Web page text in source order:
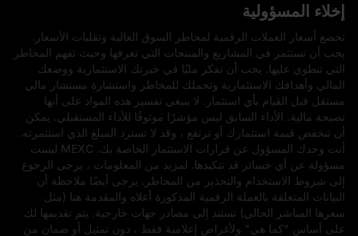
إخلاء المسؤولية
تخضع أسعار العملات الرقمية لمخاطر السوق العالية وتقلبات الأسعار.
يجب أن تستثمر في المشاريع والمنتجات التي تعرفها وحيث تفهم المخاطر
التي تنطوي عليها. يجب أن تفكر مليًا في خبرتك الاستثمارية ووضعك
المالي وأهدافك الاستثمارية وتحملك للمخاطر واستشارة مستشار مالي
مستقل قبل القيام بأي استثمار. لا ينبغي تفسير هذه المواد على أنها
نصيحة مالية. الأداء السابق ليس مؤشرًا موثوقًا للأداء المستقبلي. يمكن
أن تنخفض قيمة استثمارك أو ترتفع ، وقد لا تسترد المبلغ الذي استثمرته.
أنت وحدك المسؤول عن قرارات الاستثمار الخاصة بك. MEXC ليست
مسؤولة عن أي خسائر قد تتكبدها. لمزيد من المعلومات ، يرجى الرجوع
إلى شروط الاستخدام والتحذير من المخاطر. يرجى أيضًا ملاحظة أن
البيانات المتعلقة بالعملة الرقمية المذكورة أعلاه والمقدمة هنا (مثل
سعرها المباشر الحالي) تستند إلى مصادر جهات خارجية. يتم تقديمها لك
على أساس "كما هي" ولأغراض إعلامية فقط ، دون تمثيل أو ضمان من